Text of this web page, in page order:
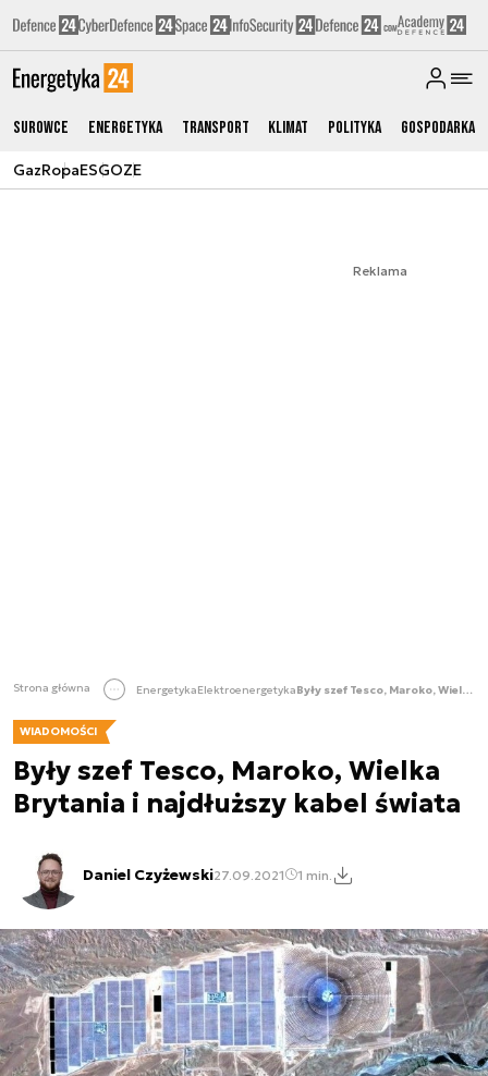
Surowce Energetyka Transport Klimat Polityka Gospodarka
GazRopaESGOZE
Reklama
Strona główna EnergetykaElektroenergetyka Były szef Tesco, Maroko, Wielka Brytania i najdłuższy kabel świata
WIADOMOŚCI
Były szef Tesco, Maroko, Wielka
Brytania i najdłuższy kabel świata
Daniel Czyżewski27.09.2021 1 min.